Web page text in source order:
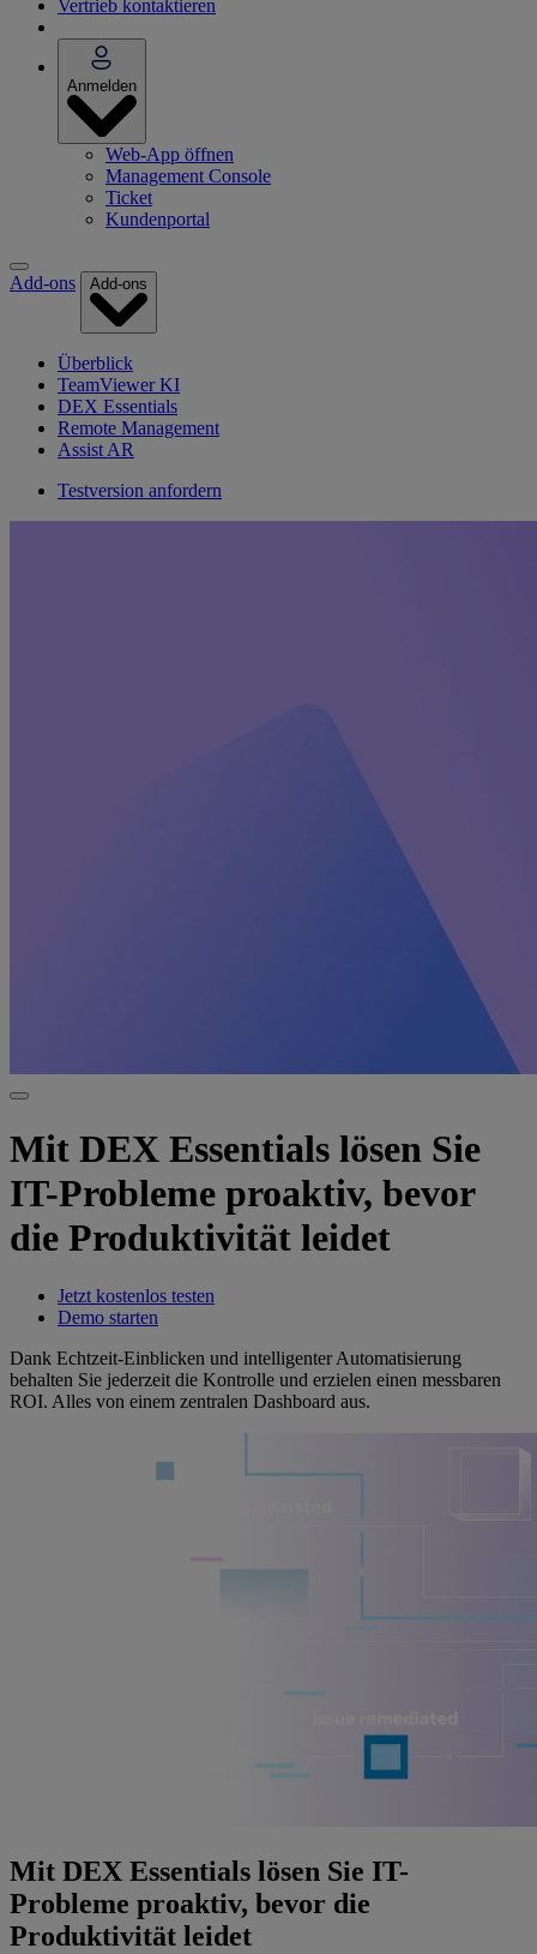
Vertrieb kontaktieren
Anmelden
Web-App öffnen
Management Console
Ticket
Kundenportal
Add-ons Add-ons
Überblick
TeamViewer KI
DEX Essentials
Remote Management
Assist AR
Testversion anfordern
Mit DEX Essentials lösen Sie
IT-Probleme proaktiv, bevor
die Produktivität leidet
Jetzt kostenlos testen
Demo starten
Dank Echtzeit-Einblicken und intelligenter Automatisierung
behalten Sie jederzeit die Kontrolle und erzielen einen messbaren
ROI. Alles von einem zentralen Dashboard aus.
Mit DEX Essentials lösen Sie IT-
Probleme proaktiv, bevor die
Produktivität leidet